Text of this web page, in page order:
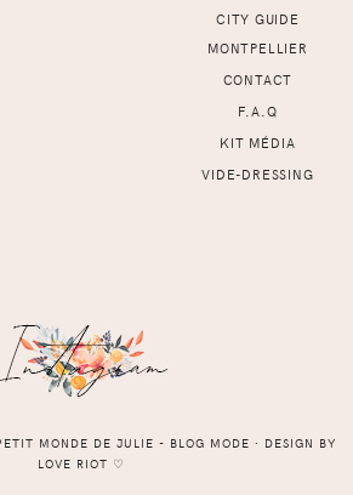
CITY GUIDE
MONTPELLIER
CONTACT
F.A.Q
KIT MÉDIA
VIDE-DRESSING
MONDE DE JULIE - BLOG MODE ⸱ DESIGN BY
LOVE RIOT ♡